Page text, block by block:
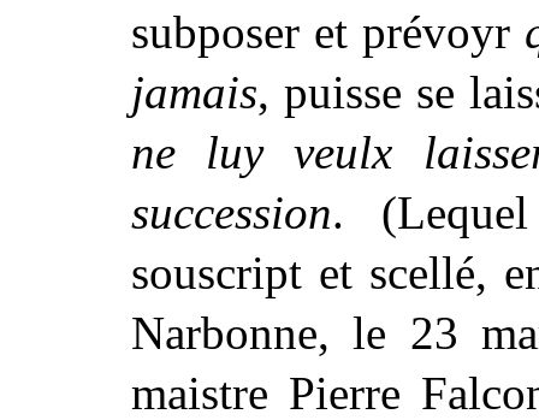
subposer et prévoyr
jamais, puisse se
ne luy veulx
succession.
souscript et scellé,
Narbonne,le 23
maistre Pierre